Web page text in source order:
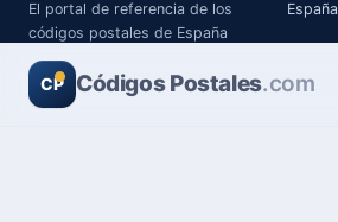
El portal de referencia de los
códigos postales de España
España
CP Códigos Postales.com